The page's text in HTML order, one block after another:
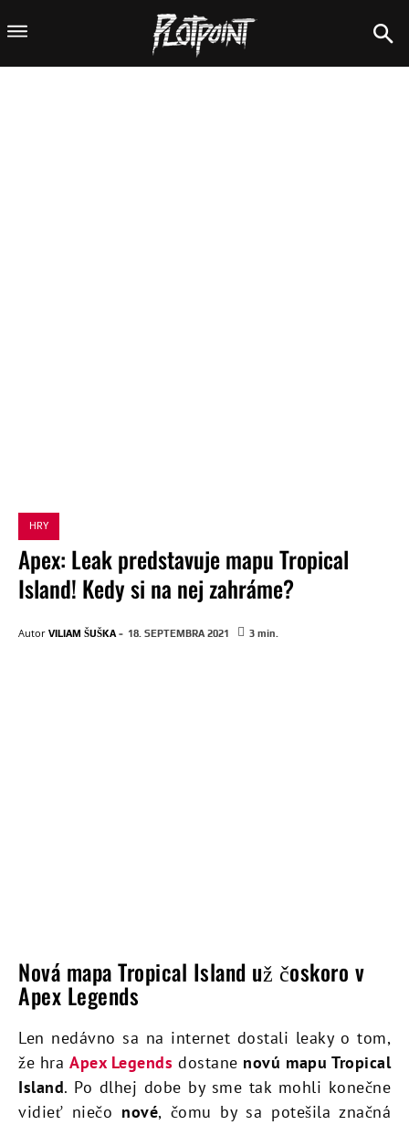
HRY
Apex: Leak predstavuje mapu Tropical
Island! Kedy si na nej zahráme?
Autor VILIAM ŠUŠKA - 18. SEPTEMBRA 2021 3 min.
Nová mapa Tropical Island už čoskoro v
Apex Legends
Len nedávno sa na internet dostali leaky o tom,
že hraApex Legends dostane novú mapu Tropical
Island. Po dlhej dobe by sme tak mohli konečne
vidieť niečo nové, čomu by sa potešila značná